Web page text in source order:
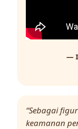
—
“Sebagai
keamanan